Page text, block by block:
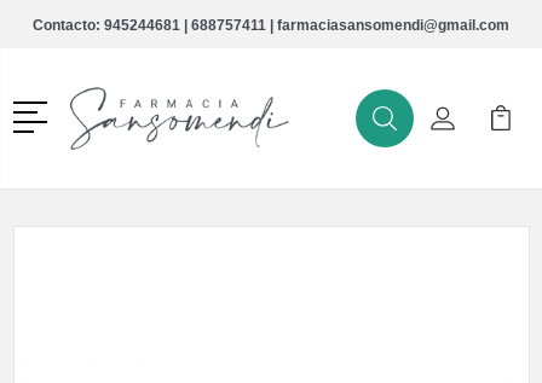
Contacto: 945244681 | 688757411 | farmaciasansomendi@gmail.com
Menú
BuscarMi Cuenta
Mi